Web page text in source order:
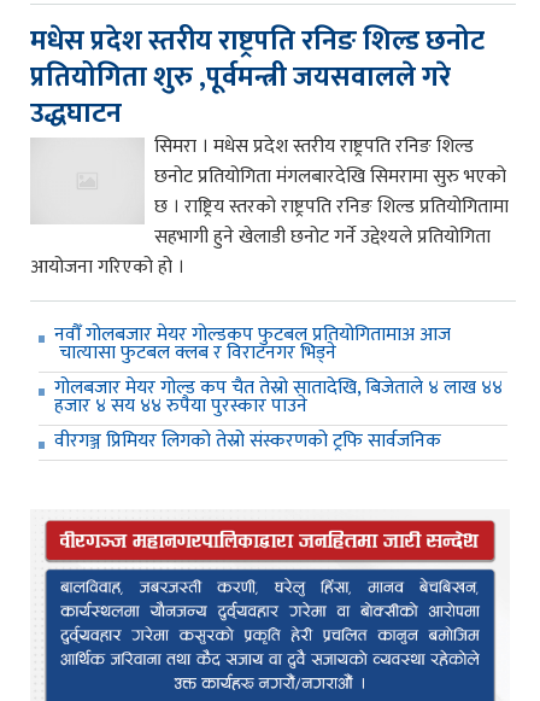
मधेस प्रदेश स्तरीय राष्ट्रपति रनिङ शिल्ड छनोट
प्रतियोगिता शुरु ,पूर्वमन्त्री जयसवालले गरे
उद्धघाटन
सिमरा । मधेस प्रदेश स्तरीय राष्ट्रपति रनिङ शिल्ड
छनोट प्रतियोगिता मंगलबारदेखि सिमरामा सुरु भएको
छ । राष्ट्रिय स्तरको राष्ट्रपति रनिङ शिल्ड प्रतियोगितामा
सहभागी हुने खेलाडी छनोट गर्ने उद्देश्यले प्रतियोगिता
आयोजना गरिएको हो ।
नवौँ गोलबजार मेयर गोल्डकप फुटबल प्रतियोगितामाअ आज
चात्यासा फुटबल क्लब र विराटनगर भिड्ने
गोलबजार मेयर गोल्ड कप चैत तेस्रो सातादेखि, बिजेताले ४ लाख ४४
हजार ४ सय ४४ रुपैया पुरस्कार पाउने
वीरगञ्ज प्रिमियर लिगको तेस्रो संस्करणको ट्रफि सार्वजनिक